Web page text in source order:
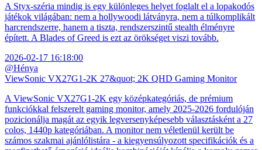
A Styx-széria mindig is egy különleges helyet foglalt el a lopakodós
játékok világában: nem a hollywoodi látványra, nem a túlkomplikált
harcrendszerre, hanem a tiszta, rendszerszintű stealth élményre
épített. A Blades of Greed is ezt az örökséget viszi tovább.
2026-02-17 16:18:00
@Hénya
ViewSonic VX27G1-2K 27&quot; 2K QHD Gaming Monitor
A ViewSonic VX27G1-2K egy középkategóriás, de prémium
funkciókkal felszerelt gaming monitor, amely 2025-2026 fordulóján
pozicionálja magát az egyik legversenyképesebb választásként a 27
colos, 1440p kategóriában. A monitor nem véletlenül került be
számos szakmai ajánlólistára - a kiegyensúlyozott specifikációk és a